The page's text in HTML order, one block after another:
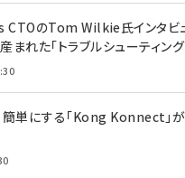
のTom Wilkie氏インタビュ
まれた「トラブルシューティン
単にする「Kong Konnect」